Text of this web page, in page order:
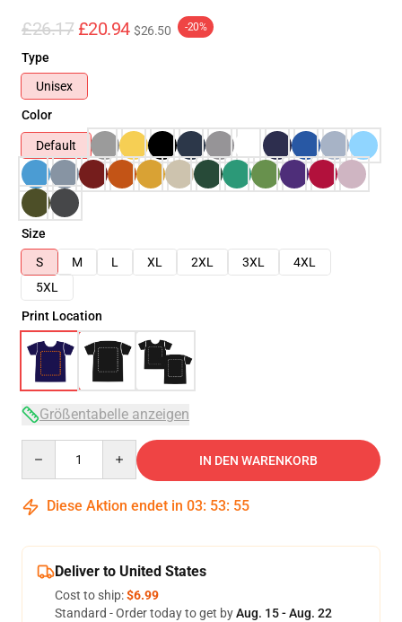
£26.17 £20.94 $26.50 -20%
Type
Unisex
Color
Default
Size
S
M L XL 2XL 3XL
4XL
5XL
Print Location
Größentabelle anzeigen
IN DEN WARENKORB
Diese Aktion endet in 03: 53: 54
Deliver to United States
Cost to ship:$6.99
Standard - Order today to get byAug. 15 - Aug. 22